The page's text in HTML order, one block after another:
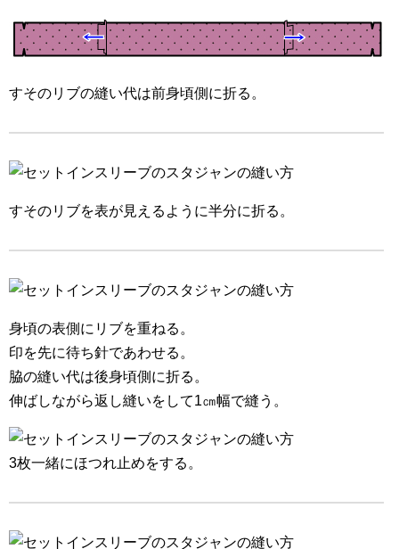
すそのリブの縫い代は前身頃側に折る。
すそのリブを表が見えるように半分に折る。
身頃の表側にリブを重ねる。
印を先に待ち針であわせる。
脇の縫い代は後身頃側に折る。
伸ばしながら返し縫いをして1㎝幅で縫う。
3枚一緒にほつれ止めをする。